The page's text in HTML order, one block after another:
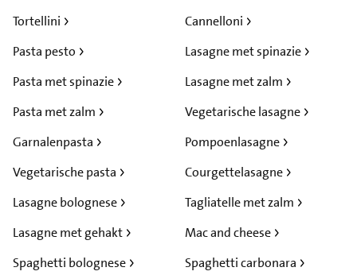
Tortellini
Cannelloni
Pasta pesto
Pasta met spinazie
Pasta met zalm
Garnalenpasta
Vegetarische pasta
Lasagne bolognese
Lasagne met gehakt
Spaghetti bolognese
Lasagne met spinazie
Lasagne met zalm
Vegetarische lasagne
Pompoenlasagne
Courgettelasagne
Tagliatelle met zalm
Mac and cheese
Spaghetti carbonara